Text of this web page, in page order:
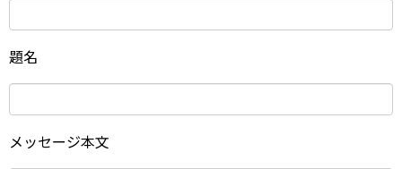
題名
メッセージ本文